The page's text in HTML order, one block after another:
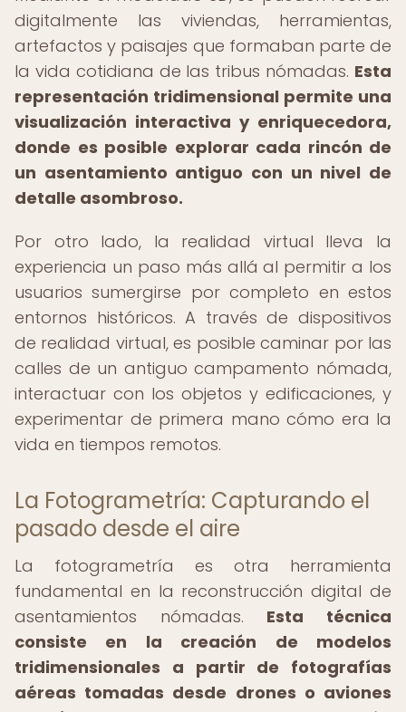
digitalmente las viviendas, herramientas,
artefactos y paisajes que formaban parte de
la vida cotidiana de las tribus nómadas. Esta
representación tridimensional permite una
visualización interactiva y enriquecedora,
donde es posible explorar cada rincón de
un asentamiento antiguo con un nivel de
detalle asombroso.
Por otro lado, la realidad virtual lleva la
experiencia un paso más allá al permitir a los
usuarios sumergirse por completo en estos
entornos históricos. A través de dispositivos
de realidad virtual, es posible caminar por las
calles de un antiguo campamento nómada,
interactuar con los objetos y edificaciones, y
experimentar de primera mano cómo era la
vida en tiempos remotos.
La Fotogrametría: Capturando el
pasado desde el aire
La fotogrametría es otra herramienta
fundamental en la reconstrucción digital de
asentamientos nómadas. Esta técnica
consiste en la creación de modelos
tridimensionales a partir de fotografías
aéreas tomadas desde drones o aviones